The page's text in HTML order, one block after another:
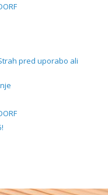
pred uporabo ali